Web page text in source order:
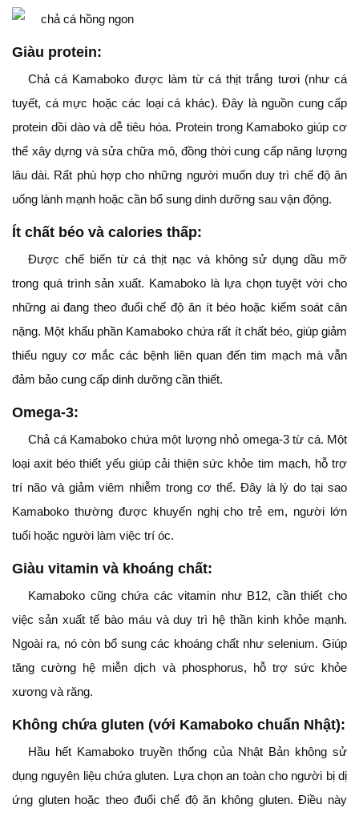
Giàu protein:
Chả cá Kamaboko được làm từ cá thịt trắng tươi (như cá
tuyết, cá mực hoặc các loại cá khác). Đây là nguồn cung cấp
protein dồi dào và dễ tiêu hóa. Protein trong Kamaboko giúp cơ
thể xây dựng và sửa chữa mô, đồng thời cung cấp năng lượng
lâu dài. Rất phù hợp cho những người muốn duy trì chế độ ăn
uống lành mạnh hoặc cần bổ sung dinh dưỡng sau vận động.
Ít chất béo và calories thấp:
Được chế biến từ cá thịt nạc và không sử dụng dầu mỡ
trong quá trình sản xuất. Kamaboko là lựa chọn tuyệt vời cho
những ai đang theo đuổi chế độ ăn ít béo hoặc kiểm soát cân
nặng. Một khẩu phần Kamaboko chứa rất ít chất béo, giúp giảm
thiểu nguy cơ mắc các bệnh liên quan đến tim mạch mà vẫn
đảm bảo cung cấp dinh dưỡng cần thiết.
Omega-3:
Chả cá Kamaboko chứa một lượng nhỏ omega-3 từ cá. Một
loại axit béo thiết yếu giúp cải thiện sức khỏe tim mạch, hỗ trợ
trí não và giảm viêm nhiễm trong cơ thể. Đây là lý do tại sao
Kamaboko thường được khuyến nghị cho trẻ em, người lớn
tuổi hoặc người làm việc trí óc.
Giàu vitamin và khoáng chất:
Kamaboko cũng chứa các vitamin như B12, cần thiết cho
việc sản xuất tế bào máu và duy trì hệ thần kinh khỏe mạnh.
Ngoài ra, nó còn bổ sung các khoáng chất như selenium. Giúp
tăng cường hệ miễn dịch và phosphorus, hỗ trợ sức khỏe
xương và răng.
Không chứa gluten (với Kamaboko chuẩn Nhật):
Hầu hết Kamaboko truyền thống của Nhật Bản không sử
dụng nguyên liệu chứa gluten. Lựa chọn an toàn cho người bị dị
ứng gluten hoặc theo đuổi chế độ ăn không gluten. Điều này